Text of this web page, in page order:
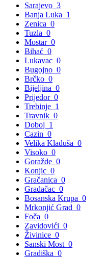
Sarajevo 3
Banja Luka 1
Zenica 0
Tuzla 0
Mostar 0
Bihać 0
Lukavac 0
Bugojno 0
Brčko 0
Bijeljina 0
Prijedor 0
Trebinje 1
Travnik 0
Doboj 1
Cazin 0
Velika Kladuša 0
Visoko 0
Goražde 0
Konjic 0
Gračanica 0
Gradačac 0
Bosanska Krupa 0
Mrkonjić Grad 0
Foča 0
Zavidovići 0
Živinice 0
Sanski Most 0
Gradiška 0